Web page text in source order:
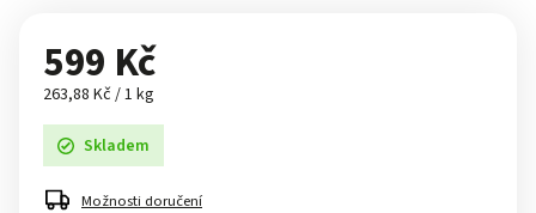
599 Kč
263,88 Kč / 1 kg
Skladem
Možnosti doručení